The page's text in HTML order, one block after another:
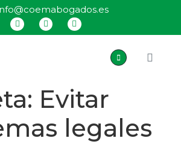
Evitar
legales